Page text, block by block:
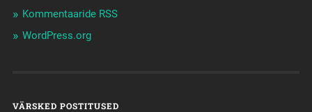
Kommentaaride RSS
WordPress.org
VÄRSKED POSTITUSED